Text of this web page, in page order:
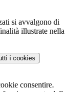
si avvalgono di
illustrate nella
i cookies
consentire.